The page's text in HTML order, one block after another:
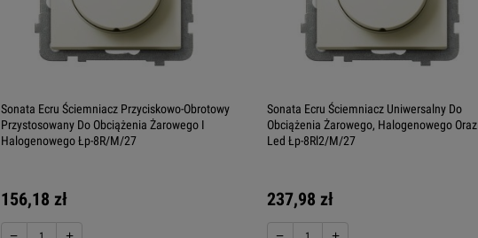
Sonata Ecru Ściemniacz Przyciskowo-Obrotowy
Przystosowany Do Obciążenia Żarowego I
Halogenowego Łp-8R/M/27
156,18 zł
Sonata Ecru Ściemniacz Uniwersalny Do
Obciążenia Żarowego, Halogenowego Oraz
Led Łp-8Rl2/M/27
237,98 zł